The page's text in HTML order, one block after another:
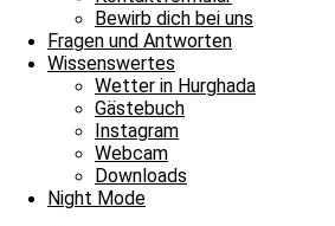
Bewirb dich bei uns
Fragen und Antworten
Wissenswertes
Wetter in Hurghada
Gästebuch
Instagram
Webcam
Downloads
Night Mode
Envelope Facebook Youtube Instagram
James & Mac Diving Center
Giftun Azur Resort
0000 Hurghada / Red Sea / Egypt
Tel: +20 122 311 8923
Tel Büro: +20 65 3463003